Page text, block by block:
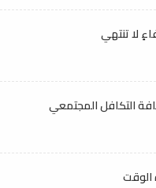
لا تنتهي
التكافل المجتمعي
الوقت